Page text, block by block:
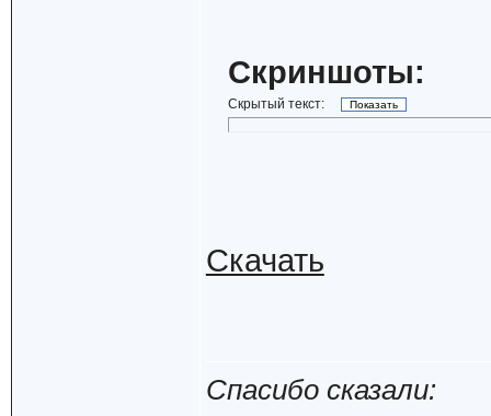
Скриншоты:
Скрытый текст:
Скачать
Спасибо сказали: